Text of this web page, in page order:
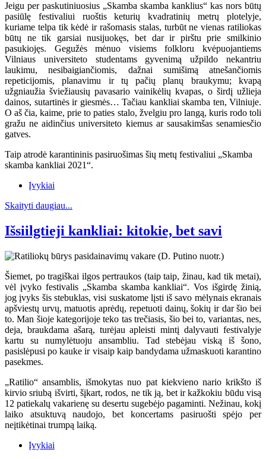
Jeigu per paskutiniuosius „Skamba skamba kanklius“ kas nors būtų
pasiūlę festivaliui ruoštis keturių kvadratinių metrų plotelyje,
kuriame telpa tik kėdė ir rašomasis stalas, turbūt ne vienas ratiliokas
būtų ne tik garsiai nusijuokęs, bet dar ir pirštu prie smilkinio
pasukiojęs. Gegužės mėnuo visiems folkloru kvėpuojantiems
Vilniaus universiteto studentams gyvenimą užpildo nekantriu
laukimu, nesibaigiančiomis, dažnai sumišimą atnešančiomis
repeticijomis, planavimu ir tų pačių planų braukymu; kvapą
užgniaužia šviežiausių pavasario vainikėlių kvapas, o širdį užlieja
dainos, sutartinės ir giesmės… Tačiau kankliai skamba ten, Vilniuje.
O aš čia, kaime, prie to paties stalo, žvelgiu pro langą, kuris rodo toli
gražu ne aidinčius universiteto kiemus ar sausakimšas senamiesčio
gatves.
Taip atrodė karantininis pasiruošimas šių metų festivaliui „Skamba
skamba kankliai 2021“.
Įvykiai
Skaityti daugiau...
Išsiilgtieji kankliai: kitokie, bet savi
Šiemet, po tragiškai ilgos pertraukos (taip taip, žinau, kad tik metai),
vėl įvyko festivalis „Skamba skamba kankliai“. Vos išgirdę žinią,
jog įvyks šis stebuklas, visi suskatome lįsti iš savo mėlynais ekranais
apšviestų urvų, matuotis aprėdų, repetuoti dainų, šokių ir dar šio bei
to. Man šioje kategorijoje teko tas trečiasis, šio bei to, variantas, nes,
deja, braukdama ašarą, turėjau apleisti mintį dalyvauti festivalyje
kartu su numylėtuoju ansambliu. Tad stebėjau viską iš šono,
pasislėpusi po kauke ir visaip kaip bandydama užmaskuoti karantino
pasekmes.
„Ratilio“ ansamblis, išmokytas nuo pat kiekvieno nario krikšto iš
kirvio sriubą išvirti, šįkart, rodos, ne tik ją, bet ir kažkokiu būdu visą
12 patiekalų vakarienę su desertu sugebėjo pagaminti. Nežinau, kokį
laiko atsuktuvą naudojo, bet koncertams pasiruošti spėjo per
neįtikėtinai trumpą laiką.
Įvykiai